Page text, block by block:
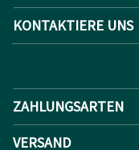
KONTAKTIERE UNS
ZAHLUNGSARTEN
VERSAND